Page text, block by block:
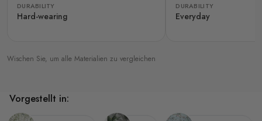
DURABILITY
Hard-wearing
DURABILITY
Everyday
Wischen Sie, um alle Materialien zu vergleichen
Vorgestellt in: